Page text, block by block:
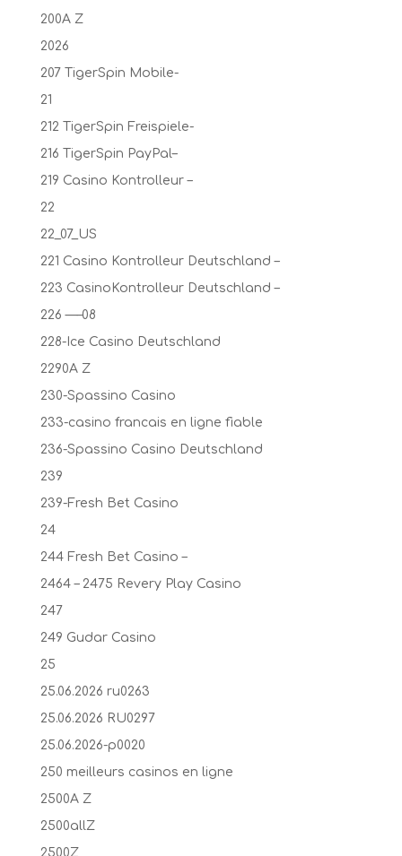
200A Z
2026
207 TigerSpin Mobile-
21
212 TigerSpin Freispiele-
216 TigerSpin PayPal–
219 Casino Kontrolleur –
22
22_07_US
221 Casino Kontrolleur Deutschland –
223 CasinoKontrolleur Deutschland –
226 —–08
228-Ice Casino Deutschland
2290A Z
230-Spassino Casino
233-casino francais en ligne fiable
236-Spassino Casino Deutschland
239
239-Fresh Bet Casino
24
244 Fresh Bet Casino –
2464 – 2475 Revery Play Casino
247
249 Gudar Casino
25
25.06.2026 ru0263
25.06.2026 RU0297
25.06.2026-p0020
250 meilleurs casinos en ligne
2500A Z
2500allZ
2500Z